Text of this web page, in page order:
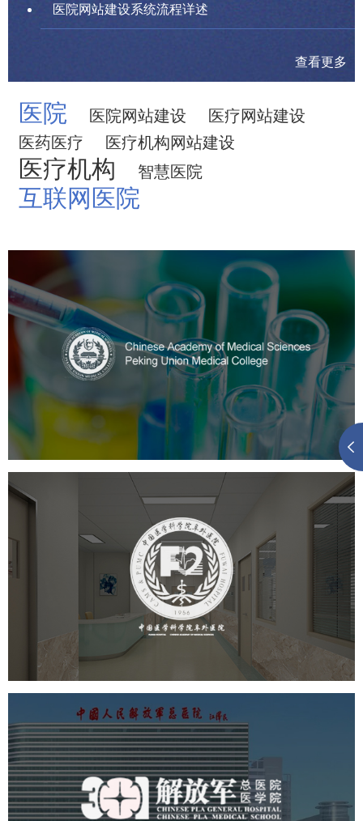
医院网站建设系统流程详述
查看更多
医院 医院网站建设
医疗网站建设
医药医疗
医疗机构网站建设
医疗机构 智慧医院
互联网医院
中国医学科学院
医院网站建设
定制开发
大学网站建设
高校网站建设
阜外医院
医药医疗 医院 医院网站建设 定制开发
中国人民解放军总医院 301医
院